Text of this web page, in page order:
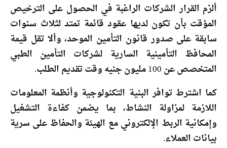
ألزم القرار الشركات الراغبة في الحصول على الترخيص
المؤقت بأن تكون لديها عقود قائمة تمتد لثلاث سنوات
سابقة على صدور قانون التأمين الموحد، وألا تقل قيمة
المحافظ التأمينية السارية لشركات التأمين الطبي
المتخصص عن 100 مليون جنيه وقت تقديم الطلب.
كما اشترط توافر البنية التكنولوجية وأنظمة المعلومات
اللازمة لمزاولة النشاط، بما يضمن كفاءة التشغيل
وإمكانية الربط الإلكتروني مع الهيئة والحفاظ على سرية
بيانات العملاء.